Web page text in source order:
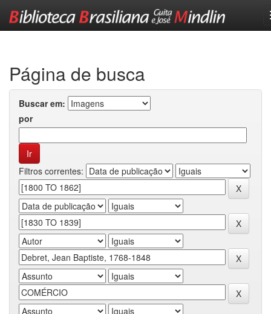
Página de busca
Buscar em:
por
Filtros correntes: